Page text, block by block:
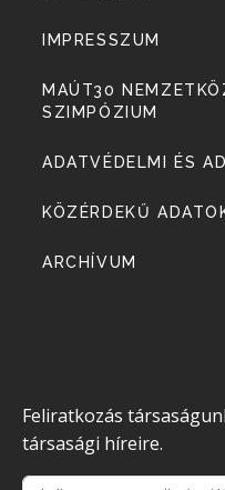
IMPRESSZUM
MAÚT30
SZIMPÓZIUM
ADATVÉDELMI ÉS
KÖZÉRDEKŰ
ARCHÍVUM
Feliratkozás
társasági híreire.